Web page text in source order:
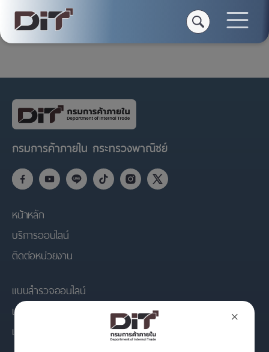
Home Service
×
กรมการค้าภายใน กระทรวงพาณิชย์
หน้าหลัก
บริการออนไลน์
ติดต่อหน่วยงาน
แบบสำรวจออนไลน์
แผนผังเว็บไซต์
แจ้งเรื่องร้องเรียนการทุจริต DIT